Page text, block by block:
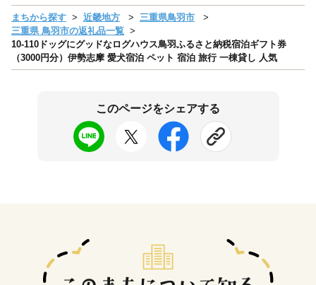
まちから探す 近畿地方
三重県鳥羽市
三重県 鳥羽市の返礼品一覧
10-110ドッグにグッドなログハウス鳥羽ふるさと納税宿泊ギフト券
（3000円分）伊勢志摩 愛犬宿泊 ペット 宿泊 旅行 一棟貸し 人気
このページをシェアする